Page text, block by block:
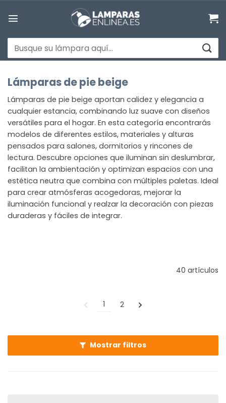
Buscar
por:
Lámparas de pie beige
Lámparas de pie beige aportan calidez y elegancia a
cualquier estancia, combinando luz suave con diseños
versátiles para el hogar. En esta categoría encontrarás
modelos de diferentes estilos, materiales y alturas
pensados para salones, dormitorios y rincones de
lectura. Descubre opciones que iluminan sin deslumbrar,
facilitan la ambientación y optimizan espacios con una
estética neutra que combina con múltiples paletas. Ideal
para crear atmósferas acogedoras, mejorar la
iluminación funcional y realzar la decoración con piezas
duraderas y fáciles de integrar.
40 artículos
1 2
Mostrar filtros